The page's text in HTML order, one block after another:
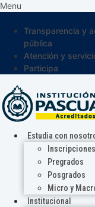
Menu
Transparencia y
pública
Atención y
Participa
Estudia con
Inscripciones
Pregrados
Posgrados
Micro y
Institucional